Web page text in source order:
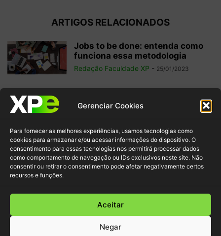
Gerenciar Cookies
Para fornecer as melhores experiências, usamos tecnologias como
cookies para armazenar e/ou acessar informações do dispositivo. O
consentimento para essas tecnologias nos permitirá processar dados
como comportamento de navegação ou IDs exclusivos neste site. Não
consentir ou retirar o consentimento pode afetar negativamente certos
recursos e funções.
Aceitar
Negar
ARTIGOS RELACIONADOS
Jobs to be done: entenda como
funciona essa metodologia
Redação Faculdade XP - 25/01/2023
WBS (Work Breakdown
Redação Faculdade XP - 22/01/2023
Gestão de Projetos: conheça as 5
etapas para fazer de forma...